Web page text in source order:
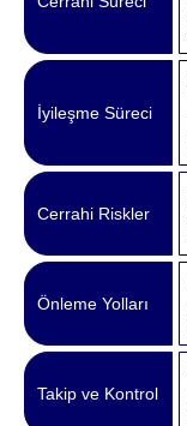
İyileşme Süreci
Cerrahi Riskler
Önleme Yolları
Takip ve Kontrol